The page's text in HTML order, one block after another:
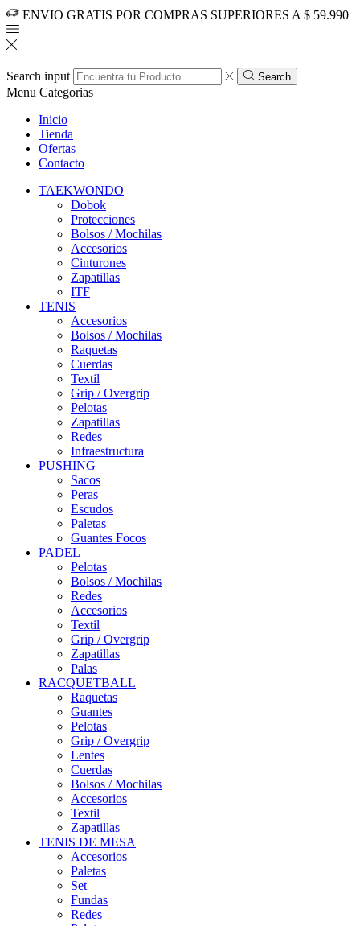
ENVIO GRATIS POR COMPRAS SUPERIORES A $ 59.990
Search input Search
Menu Categorias
Inicio
Tienda
Ofertas
Contacto
TAEKWONDO
Dobok
Protecciones
Bolsos / Mochilas
Accesorios
Cinturones
Zapatillas
ITF
TENIS
Accesorios
Bolsos / Mochilas
Raquetas
Cuerdas
Textil
Grip / Overgrip
Pelotas
Zapatillas
Redes
Infraestructura
PUSHING
Sacos
Peras
Escudos
Paletas
Guantes Focos
PADEL
Pelotas
Bolsos / Mochilas
Redes
Accesorios
Textil
Grip / Overgrip
Zapatillas
Palas
RACQUETBALL
Raquetas
Guantes
Pelotas
Grip / Overgrip
Lentes
Cuerdas
Bolsos / Mochilas
Accesorios
Textil
Zapatillas
TENIS DE MESA
Accesorios
Paletas
Set
Fundas
Redes